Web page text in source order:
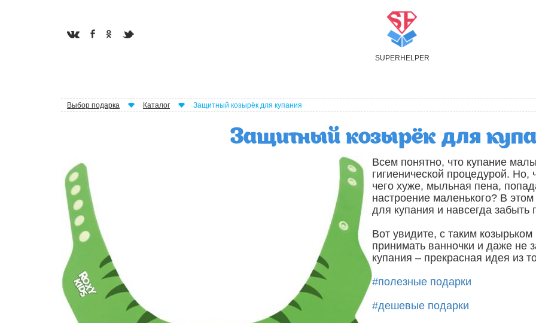
SUPER H ELPER
Выбор подарка Каталог Защитный козырёк для купания
Защитный козырёк для
Всем понятно, что купание
гигиенической процедурой.
чего хуже, мыльная пена,
настроение маленького? В
для купания и навсегда забыть
Вот увидите, с таким
принимать ванночки и даже не
купания – прекрасная идея из
#полезные подарки
#дешевые подарки